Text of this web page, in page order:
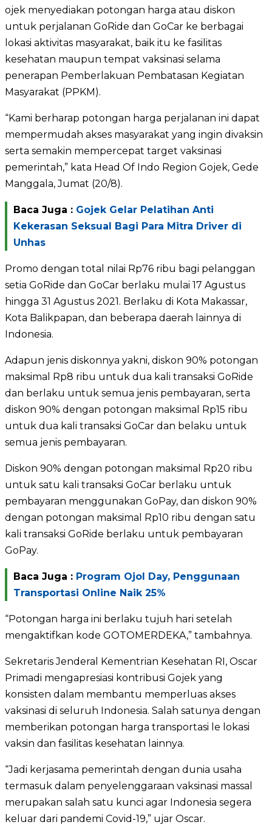
ojek menyediakan potongan harga atau diskon
untuk perjalanan GoRide dan GoCar ke berbagai
lokasi aktivitas masyarakat, baik itu ke fasilitas
kesehatan maupun tempat vaksinasi selama
penerapan Pemberlakuan Pembatasan Kegiatan
Masyarakat (PPKM).
“Kami berharap potongan harga perjalanan ini dapat
mempermudah akses masyarakat yang ingin divaksin
serta semakin mempercepat target vaksinasi
pemerintah,” kata Head Of Indo Region Gojek, Gede
Manggala, Jumat (20/8).
Baca Juga : Gojek Gelar Pelatihan Anti
Kekerasan Seksual Bagi Para Mitra Driver di
Unhas
Promo dengan total nilai Rp76 ribu bagi pelanggan
setia GoRide dan GoCar berlaku mulai 17 Agustus
hingga 31 Agustus 2021. Berlaku di Kota Makassar,
Kota Balikpapan, dan beberapa daerah lainnya di
Indonesia.
Adapun jenis diskonnya yakni, diskon 90% potongan
maksimal Rp8 ribu untuk dua kali transaksi GoRide
dan berlaku untuk semua jenis pembayaran, serta
diskon 90% dengan potongan maksimal Rp15 ribu
untuk dua kali transaksi GoCar dan belaku untuk
semua jenis pembayaran.
Diskon 90% dengan potongan maksimal Rp20 ribu
untuk satu kali transaksi GoCar berlaku untuk
pembayaran menggunakan GoPay, dan diskon 90%
dengan potongan maksimal Rp10 ribu dengan satu
kali transaksi GoRide berlaku untuk pembayaran
GoPay.
Baca Juga : Program Ojol Day, Penggunaan
Transportasi Online Naik 25%
“Potongan harga ini berlaku tujuh hari setelah
mengaktifkan kode GOTOMERDEKA,” tambahnya.
Sekretaris Jenderal Kementrian Kesehatan RI, Oscar
Primadi mengapresiasi kontribusi Gojek yang
konsisten dalam membantu memperluas akses
vaksinasi di seluruh Indonesia. Salah satunya dengan
memberikan potongan harga transportasi le lokasi
vaksin dan fasilitas kesehatan lainnya.
“Jadi kerjasama pemerintah dengan dunia usaha
termasuk dalam penyelenggaraan vaksinasi massal
merupakan salah satu kunci agar Indonesia segera
keluar dari pandemi Covid-19,” ujar Oscar.